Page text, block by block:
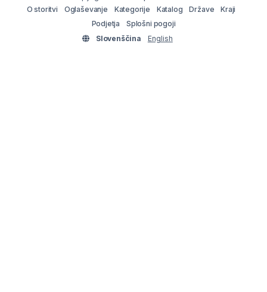
O storitvi
Oglaševanje Kategorije Katalog Države
Kraji
Podjetja
Splošni pogoji
Slovenščina
English